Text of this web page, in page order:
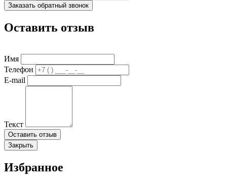
Заказать обратный звонок
Оставить отзыв
Имя
Телефон
E-mail
Текст
Оставить отзыв
Закрыть
Избранное